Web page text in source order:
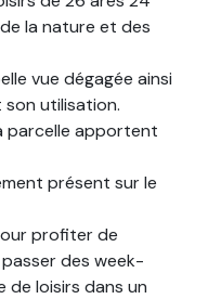
la nature et des
vue dégagée ainsi
son utilisation.
parcelle apportent
présent sur le
profiter de
des week-
de loisirs dans un